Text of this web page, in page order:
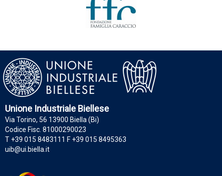
Unione Industriale Biellese
Via Torino, 56 13900 Biella (Bi)
Codice Fisc. 81000290023
T +39 015 8483111 F +39 015 8495363
uib@ui.biella.it